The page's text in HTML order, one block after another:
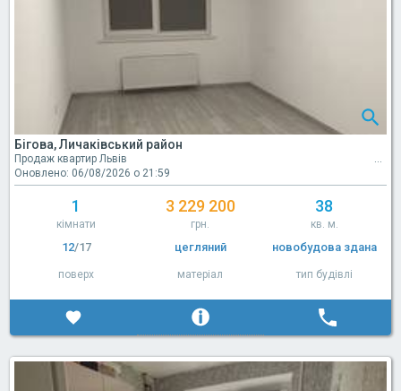
Бігова, Личаківський район
Продаж квартир Львів
Оновлено: 06/08/2026 о 21:59
1
кімнати
3 229 200
грн.
38
кв. м.
12/17
поверх
цегляний
матеріал
новобудова здана
тип будівлі